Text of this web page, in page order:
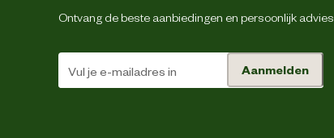
Ontvang de beste aanbiedingen en persoonlijk advies.
Aanmelden